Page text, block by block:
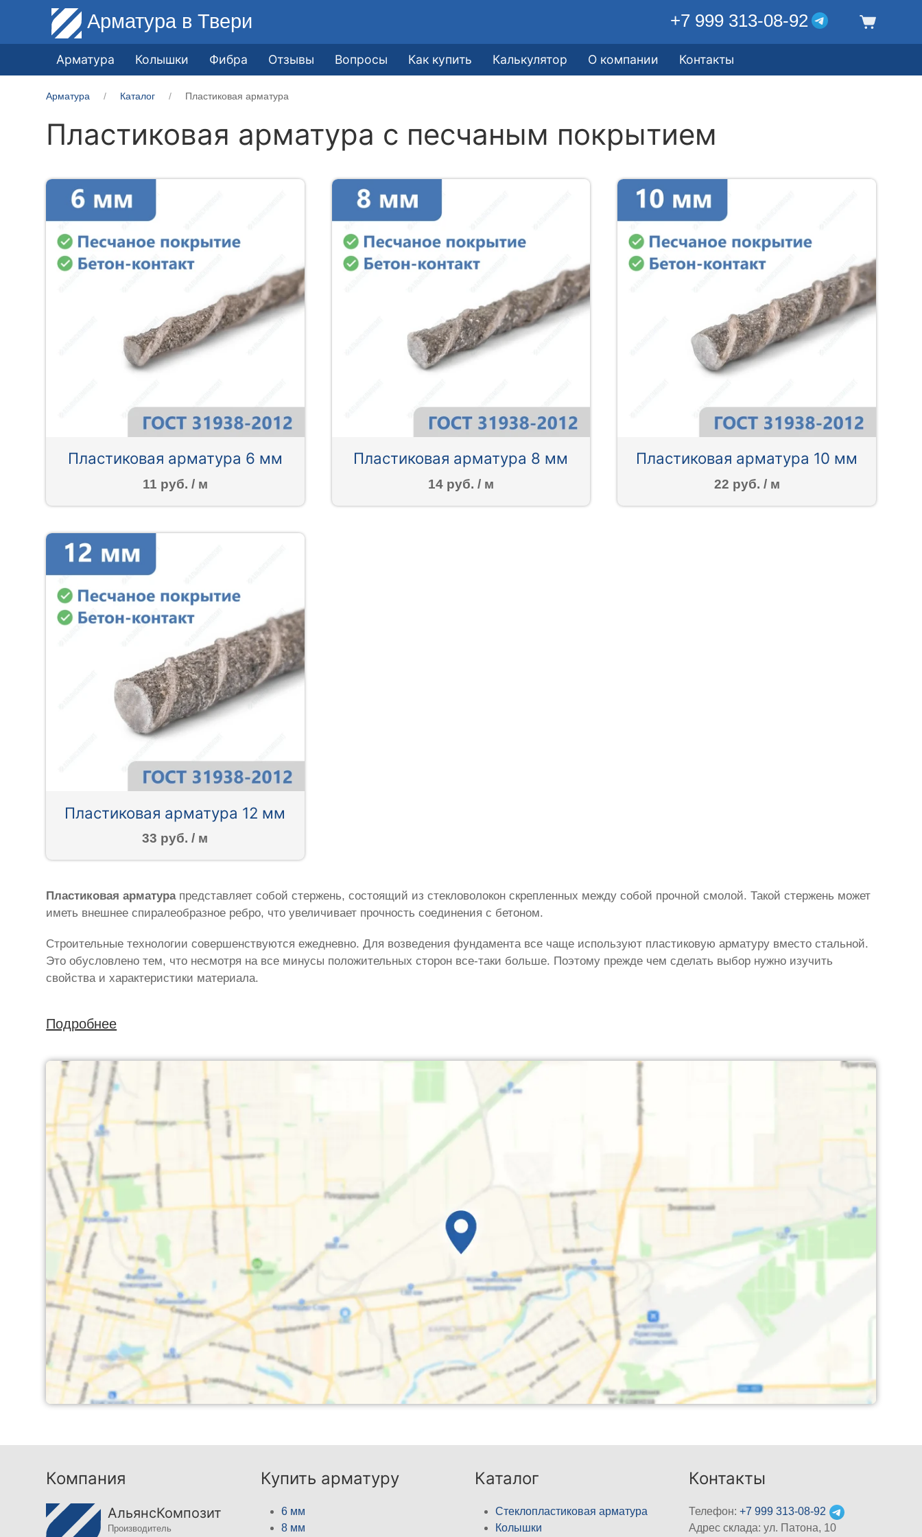
Арматура в Твери +7 999 313-08-92
Арматура Колышки Фибра Отзывы Вопросы Как купить Калькулятор О компании Контакты
Арматура Каталог Пластиковая арматура
Пластиковая арматура с песчаным покрытием
Пластиковая арматура 6 мм
11 руб. / м
Пластиковая арматура 8 мм
14 руб. / м
Пластиковая арматура 10 мм
22 руб. / м
Пластиковая арматура 12 мм
33 руб. / м
Пластиковая арматурапредставляет собой стержень, состоящий из стекловолокон скрепленных между собой прочной смолой. Такой стержень может
иметь внешнее спиралеобразное ребро, что увеличивает прочность соединения с бетоном.
Строительные технологии совершенствуются ежедневно. Для возведения фундамента все чаще используют пластиковую арматуру вместо стальной.
Это обусловлено тем, что несмотря на все минусы положительных сторон все-таки больше. Поэтому прежде чем сделать выбор нужно изучить
свойства и характеристики материала.
Подробнее
Компания
АльянсКомпозит
Производитель
Купить арматуру
6 мм
8 мм
Каталог
Стеклопластиковая арматура
Колышки
Контакты
Телефон:+7 999 313-08-92
Адрес склада: ул. Патона, 10